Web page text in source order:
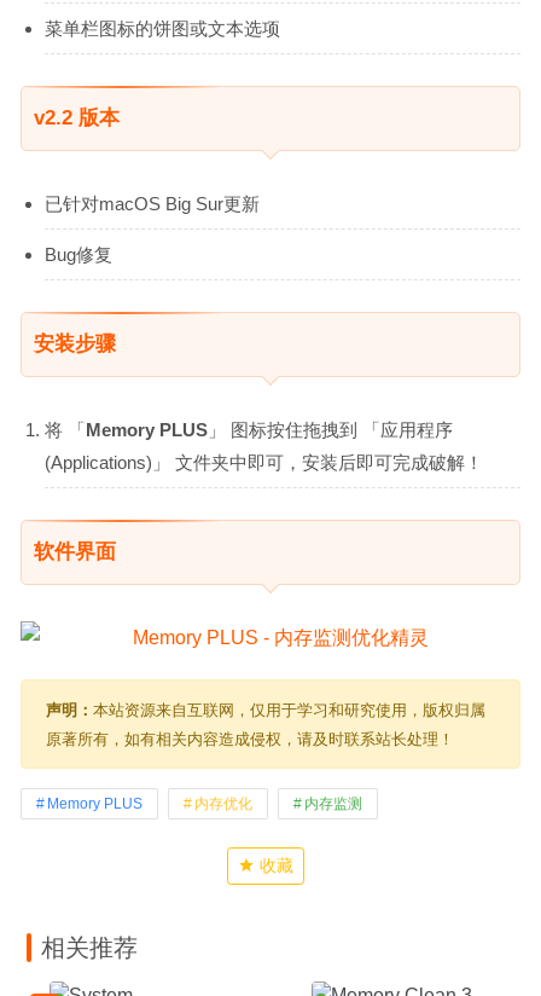
菜单栏图标的饼图或文本选项
v2.2 版本
已针对macOS Big Sur更新
Bug修复
安装步骤
将 「Memory PLUS 」 图标按住拖拽到 「应用程序
(Applications)」 文件夹中即可，安装后即可完成破解！
软件界面
声明： 本站资源来自互联网，仅用于学习和研究使用，版权归属
原著所有，如有相关内容造成侵权，请及时联系站长处理！
Memory PLUS 内存优化 内存监测
收藏
相关推荐